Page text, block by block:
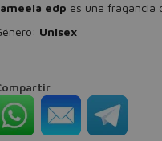
edp es una fragancia
Unisex